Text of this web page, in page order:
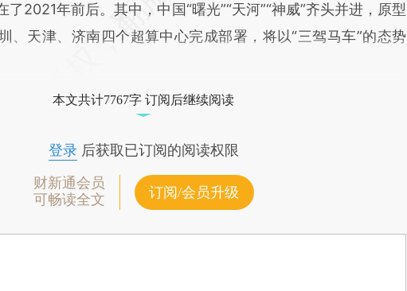
了2021年前后。其中，中国“曙光”“天河”“神威”齐头并进，原型
、天津、济南四个超算中心完成部署，将以“三驾马车”的态势
本文共计7767字 订阅后继续阅读
登录后获取已订阅的阅读权限
财新通会员
可畅读全文
订阅/会员升级